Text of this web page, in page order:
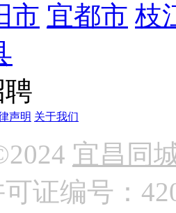
市 宜都市 枝
声明 关于我们
宜昌同
证编号：